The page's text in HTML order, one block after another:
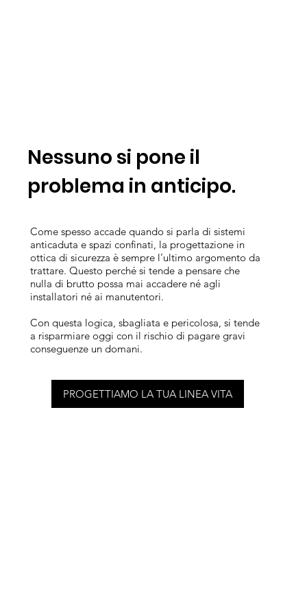
Nessuno si pone il
problema in anticipo.
Come spesso accade quando si parla di sistemi
anticaduta e spazi confinati, la progettazione in
ottica di sicurezza è sempre l’ultimo argomento da
trattare. Questo perché si tende a pensare che
nulla di brutto possa mai accadere né agli
installatori né ai manutentori.
Con questa logica, sbagliata e pericolosa, si tende
a risparmiare oggi con il rischio di pagare gravi
conseguenze un domani.
PROGETTIAMO LA TUA LINEA VITA